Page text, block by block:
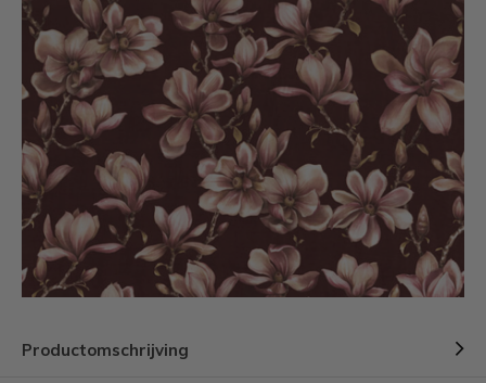
Productomschrijving